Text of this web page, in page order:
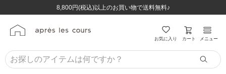
8,800円(税込)以上のお買い物で送料無料♪
ほぼ全品半額！！8/12(水)お昼12:59まで！！
8,800円(税込)以上のお買い物で送料無料♪
ほぼ全品半額！！8/12(水)お昼12:59まで！！
お気に入り カート メニュー